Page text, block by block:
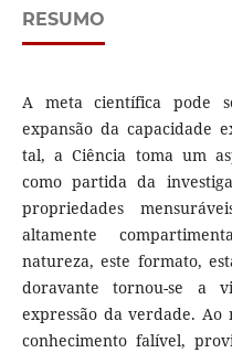
RESUMO
A meta científica pode
expansão da capacidade
tal, a Ciência toma um
como partida da
propriedades
altamente
natureza, este formato,
doravante tornou-se a
expressão da verdade. Ao
conhecimento falível,